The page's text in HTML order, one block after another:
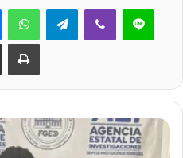
MessengerWhatsAppTelegramViber Line
Share via Email Print